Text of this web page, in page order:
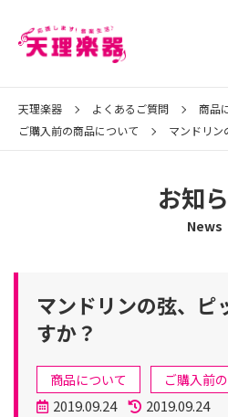
天理楽器 よくあるご質問
商品
ご購入前の商品について
マンドリン
お知
News
マンドリンの弦、ピ
すか？
テ
商品について ご購入前
投 2019.09.24
2019.09.24